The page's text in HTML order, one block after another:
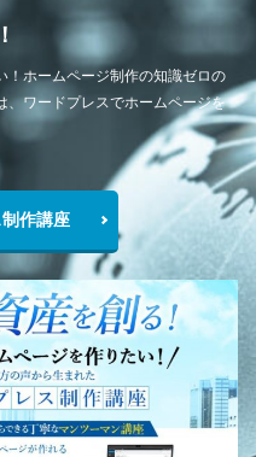
！ホームページ制作の知識ゼロの
、ワードプレスでホームページを
作講座